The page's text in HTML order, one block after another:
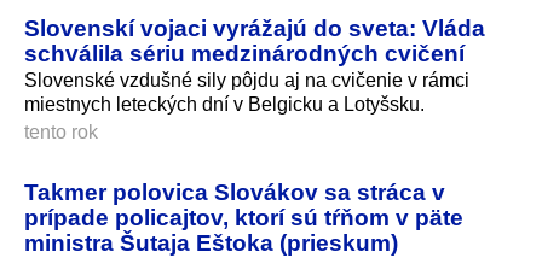
Slovenskí vojaci vyrážajú do sveta: Vláda
schválila sériu medzinárodných cvičení
Slovenské vzdušné sily pôjdu aj na cvičenie v rámci
miestnych leteckých dní v Belgicku a Lotyšsku.
tento rok
Takmer polovica Slovákov sa stráca v
prípade policajtov, ktorí sú tŕňom v päte
ministra Šutaja Eštoka (prieskum)